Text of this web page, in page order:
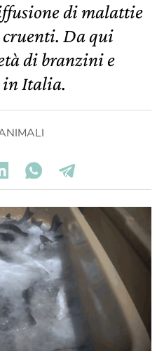
di malattie
cruenti. Da qui
di branzini e
in Italia.